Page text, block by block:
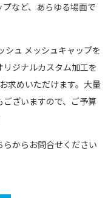
など、あらゆる場面で
シュ メッシュキャップを
ジナルカスタム加工を
求めいただけます。大量
ざいますので、ご予算
らからお問合せください